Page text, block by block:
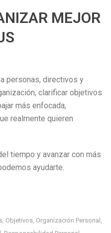
MEJOR
personas, directivos y
clarificar objetivos
más enfocada,
realmente quieren
tiempo y avanzar con más
ayudarte.
, Objetivos, Organización Personal ,